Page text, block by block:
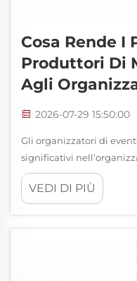
Cosa Rende I
Produttori Di
Agli
2026-07-29 15:50:00
Gli organizzatori di
significativi
eventi aziendali e tornei
riconoscere i risultati
produttori di medaglie
VEDI DI PIÙ